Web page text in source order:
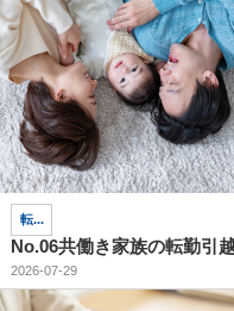
転...
No.06共働き家族の転勤引
2026-07-29